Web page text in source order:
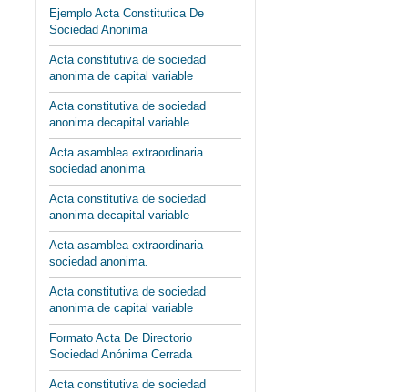
Ejemplo Acta Constitutica De
Sociedad Anonima
Acta constitutiva de sociedad
anonima de capital variable
Acta constitutiva de sociedad
anonima decapital variable
Acta asamblea extraordinaria
sociedad anonima
Acta constitutiva de sociedad
anonima decapital variable
Acta asamblea extraordinaria
sociedad anonima.
Acta constitutiva de sociedad
anonima de capital variable
Formato Acta De Directorio
Sociedad Anónima Cerrada
Acta constitutiva de sociedad